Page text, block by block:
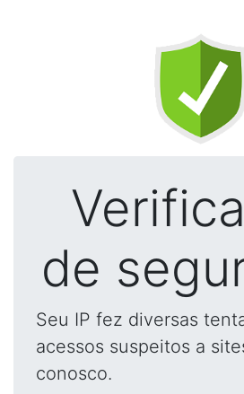
de
Seu IP fez diversas
acessos suspeitos a
conosco.